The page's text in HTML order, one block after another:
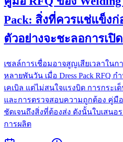
Pack: สิ่งที่ควรแช่แข็งก่
ตัวอย่างจะชะลอการเปิ
เซลล์การเชื่อมอาจสูญเสียเวลาใน
หลายพันวัน เมื่อ Dress Pack RFQ
เคเบิล แต่ไม่สนใจแรงบิด การกระ
และการตรวจสอบความถูกต้อง คู่มื
ชัดเจนถึงสิ่งที่ต้องส่ง ดังนั้นใบเสน
การผลิต